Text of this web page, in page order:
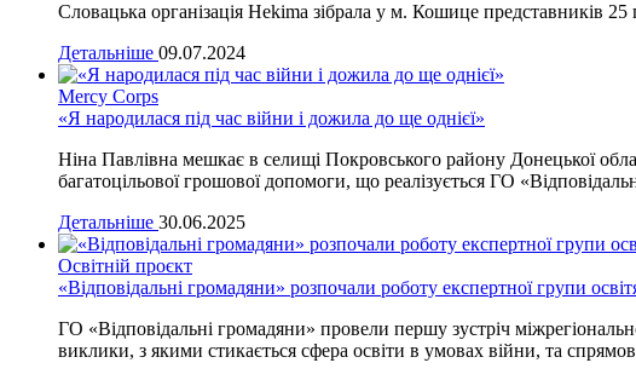
Словацька організація Hekima зібрала у м. Кошице представників 25
Детальніше 09.07.2024
Mercy Corps
«Я народилася під час війни і дожила до ще однієї»
Ніна Павлівна мешкає в селищі Покровського району Донецької
багатоцільової грошової допомоги, що реалізується ГО
Детальніше 30.06.2025
Освітній проєкт
«Відповідальні громадяни» розпочали роботу експертної групи
ГО «Відповідальні громадяни» провели першу зустріч
виклики, з якими стикається сфера освіти в умовах війни, та